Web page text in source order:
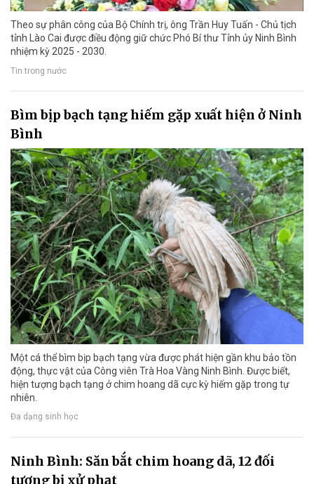
Theo sự phân công của Bộ Chính trị, ông Trần Huy Tuấn - Chủ tịch
tỉnh Lào Cai được điều động giữ chức Phó Bí thư Tỉnh ủy Ninh Bình
nhiệm kỳ 2025 - 2030.
Tin trong nước
Bìm bịp bạch tạng hiếm gặp xuất hiện ở Ninh
Bình
Một cá thể bìm bịp bạch tạng vừa được phát hiện gần khu bảo tồn
động, thực vật của Công viên Trà Hoa Vàng Ninh Bình. Được biết,
hiện tượng bạch tạng ở chim hoang dã cực kỳ hiếm gặp trong tự
nhiên.
Đa dạng sinh học
Ninh Bình: Săn bắt chim hoang dã, 12 đối
tượng bị xử phạt